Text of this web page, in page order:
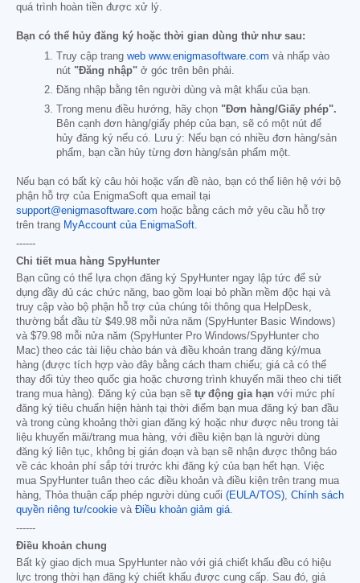
quá trình hoàn tiền được xử lý.
Bạn có thể hủy đăng ký hoặc thời gian dùng thử như sau:
Truy cập trang web www.enigmasoftware.com và nhấp vào
nút "Đăng nhập" ở góc trên bên phải.
Đăng nhập bằng tên người dùng và mật khẩu của bạn.
Trong menu điều hướng, hãy chọn "Đơn hàng/Giấy phép".
Bên cạnh đơn hàng/giấy phép của bạn, sẽ có một nút để
hủy đăng ký nếu có. Lưu ý: Nếu bạn có nhiều đơn hàng/sản
phẩm, bạn cần hủy từng đơn hàng/sản phẩm một.
Nếu bạn có bất kỳ câu hỏi hoặc vấn đề nào, bạn có thể liên hệ với bộ
phận hỗ trợ của EnigmaSoft qua email tại
support@enigmasoftware.com hoặc bằng cách mở yêu cầu hỗ trợ
trên trang MyAccount của EnigmaSoft.
------
Chi tiết mua hàng SpyHunter
Bạn cũng có thể lựa chọn đăng ký SpyHunter ngay lập tức để sử
dụng đầy đủ các chức năng, bao gồm loại bỏ phần mềm độc hại và
truy cập vào bộ phận hỗ trợ của chúng tôi thông qua HelpDesk,
thường bắt đầu từ $49.98 mỗi nửa năm (SpyHunter Basic Windows)
và $79.98 mỗi nửa năm (SpyHunter Pro Windows/SpyHunter cho
Mac) theo các tài liệu chào bán và điều khoản trang đăng ký/mua
hàng (được tích hợp vào đây bằng cách tham chiếu; giá cả có thể
thay đổi tùy theo quốc gia hoặc chương trình khuyến mãi theo chi tiết
trang mua hàng). Đăng ký của bạn sẽ tự động gia hạn với mức phí
đăng ký tiêu chuẩn hiện hành tại thời điểm bạn mua đăng ký ban đầu
và trong cùng khoảng thời gian đăng ký hoặc như được nêu trong tài
liệu khuyến mãi/trang mua hàng, với điều kiện bạn là người dùng
đăng ký liên tục, không bị gián đoạn và bạn sẽ nhận được thông báo
về các khoản phí sắp tới trước khi đăng ký của bạn hết hạn. Việc
mua SpyHunter tuân theo các điều khoản và điều kiện trên trang mua
hàng, Thỏa thuận cấp phép người dùng cuối (EULA/TOS), Chính sách
quyền riêng tư/cookie và Điều khoản giảm giá.
------
Điều khoản chung
Bất kỳ giao dịch mua SpyHunter nào với giá chiết khấu đều có hiệu
lực trong thời hạn đăng ký chiết khấu được cung cấp. Sau đó, giá